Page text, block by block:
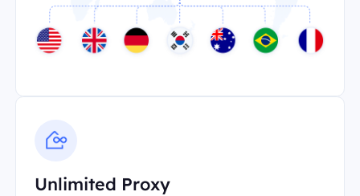
Unlimited Proxy